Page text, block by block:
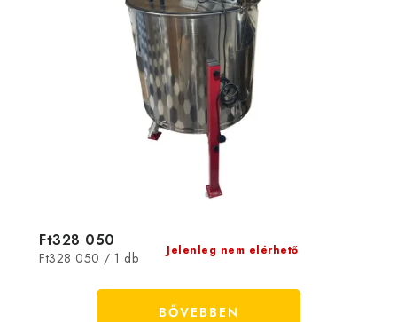
Jelenleg nem elérhető
Ft328 050
Egységár:
Ft328 050 / 1 db
BŐVEBBEN